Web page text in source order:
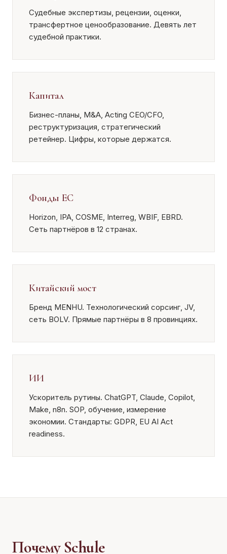
Судебные экспертизы, рецензии, оценки,
трансфертное ценообразование. Девять лет
судебной практики.
Капитал
Бизнес-планы, M&A, Acting CEO/CFO,
реструктуризация, стратегический
ретейнер. Цифры, которые держатся.
Фонды ЕС
Horizon, IPA, COSME, Interreg, WBIF, EBRD.
Сеть партнёров в 12 странах.
Китайский мост
Бренд MENHU. Технологический сорсинг, JV,
сеть BOLV. Прямые партнёры в 8 провинциях.
ИИ
Ускоритель рутины. ChatGPT, Claude, Copilot,
Make, n8n. SOP, обучение, измерение
экономии. Стандарты: GDPR, EU AI Act
readiness.
Почему Schule